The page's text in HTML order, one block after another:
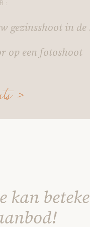
>
op een fotoshoot
gezinsshoot in de
kan